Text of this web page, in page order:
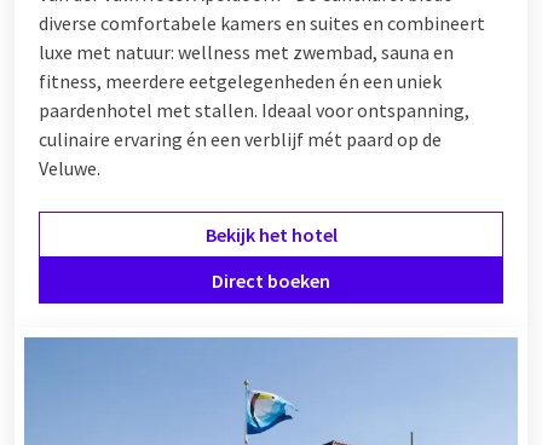
diverse comfortabele kamers en suites en combineert
luxe met natuur: wellness met zwembad, sauna en
fitness, meerdere eetgelegenheden én een uniek
paardenhotel met stallen. Ideaal voor ontspanning,
culinaire ervaring én een verblijf mét paard op de
Veluwe.
Bekijk het hotel
Direct boeken